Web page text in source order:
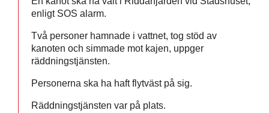
enligt SOS alarm.
Två personer hamnade i vattnet, tog stöd av
kanoten och simmade mot kajen, uppger
räddningstjänsten.
Personerna ska ha haft flytväst på sig.
Räddningstjänsten var på plats.